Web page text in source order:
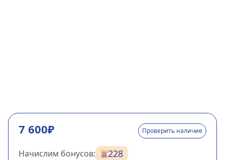
7 600₽ Проверить наличие
Начислим бонусов: 228